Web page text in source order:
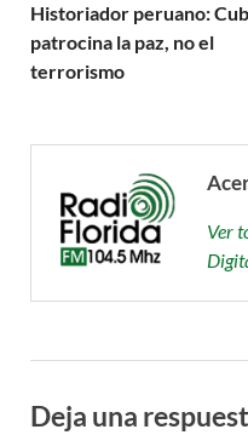
Historiador peruano:
patrocina la paz, no el
terrorismo
Ver
Deja una